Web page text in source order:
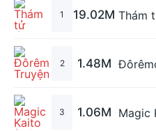
1 19.02M Thám
2 1.48M
3 1.06M Magic